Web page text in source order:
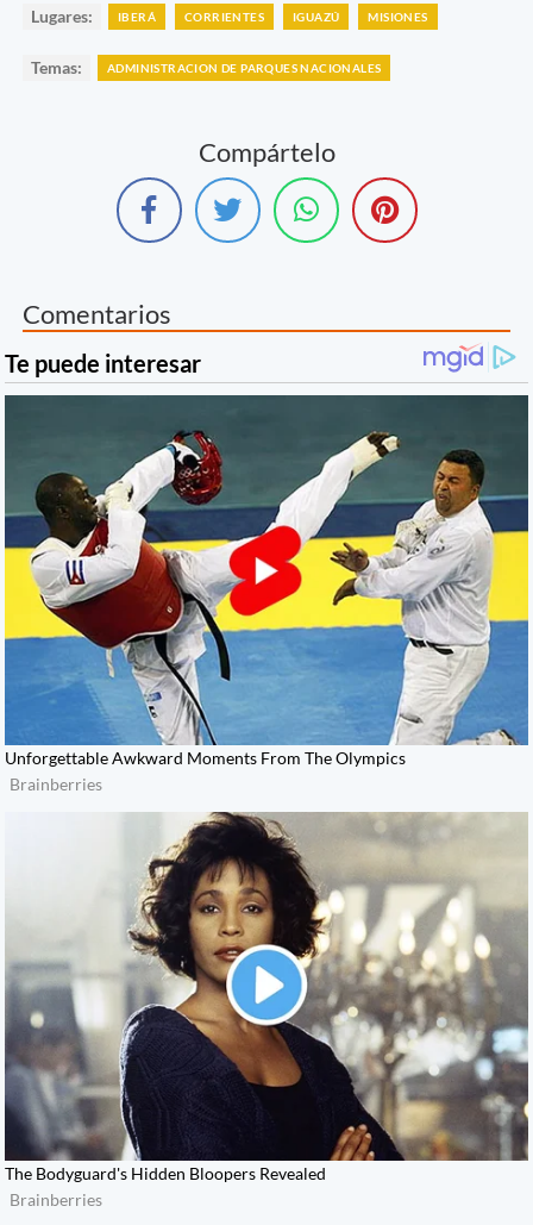
Lugares: IBERÁ CORRIENTES IGUAZÚ MISIONES
Temas: ADMINISTRACION DE PARQUES NACIONALES
Compártelo
Comentarios